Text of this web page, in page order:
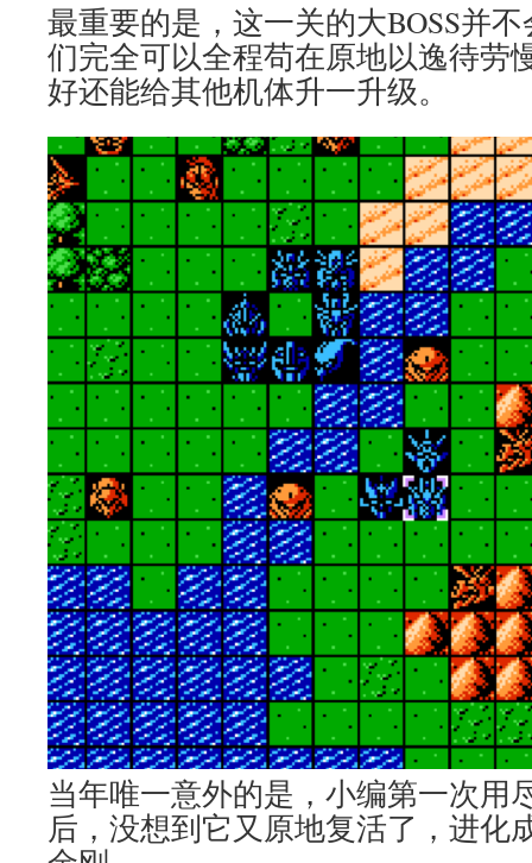
最重要的是，这一关的大BOSS并
们完全可以全程苟在原地以逸待劳
好还能给其他机体升一升级。
当年唯一意外的是，小编第一次用
后，没想到它又原地复活了，进化